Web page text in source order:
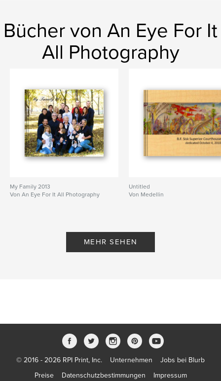
Bücher von An Eye For It
All Photography
My Family 2013
Von An Eye For It All Photography
Untitled
Von Medellin
MEHR SEHEN
© 2016 - 2026 RPI Print, Inc. Unternehmen
Jobs bei Blurb
Preise
Datenschutzbestimmungen Impressum